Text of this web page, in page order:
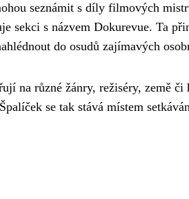
seznámit s díly filmových
sekci s názvem Dokurevue. Ta
do osudů zajímavých
na různé žánry, režiséry, země či
se tak stává místem